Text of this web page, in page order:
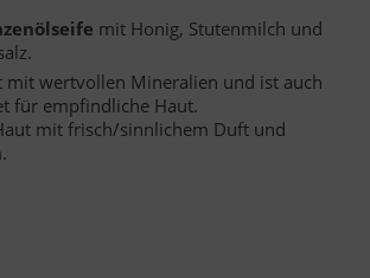
mit Honig, Stutenmilch und
mit wertvollen Mineralien und ist auch
für empfindliche Haut.
mit frisch/sinnlichem Duft und